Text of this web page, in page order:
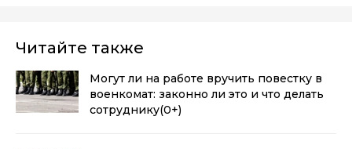
Читайте также
Могут ли на работе вручить повестку в
военкомат: законно ли это и что делать
сотруднику(0+)